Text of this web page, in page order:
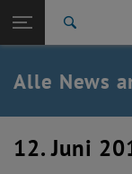
TU Login
Quicklinks
Quicklinks-Menü
Zurück: Subseiten
Zurück zur letzten
TU Wien
Alle News
12. Juni